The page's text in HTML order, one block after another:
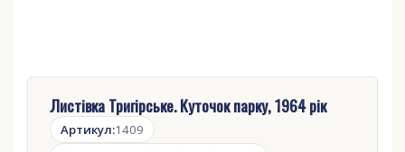
Листівка Тригірське. Куточок парку, 1964 рік
Артикул:1409